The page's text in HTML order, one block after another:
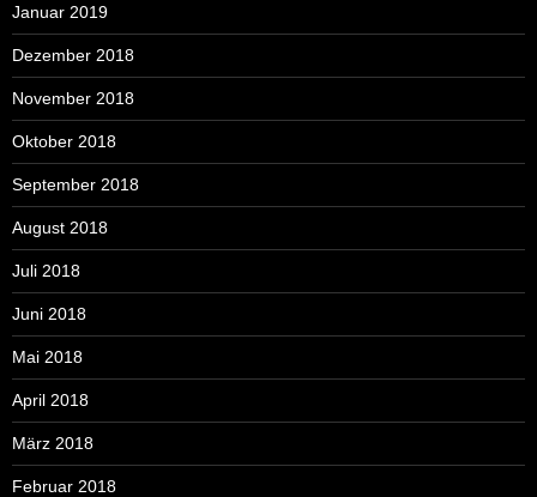
Januar 2019
Dezember 2018
November 2018
Oktober 2018
September 2018
August 2018
Juli 2018
Juni 2018
Mai 2018
April 2018
März 2018
Februar 2018